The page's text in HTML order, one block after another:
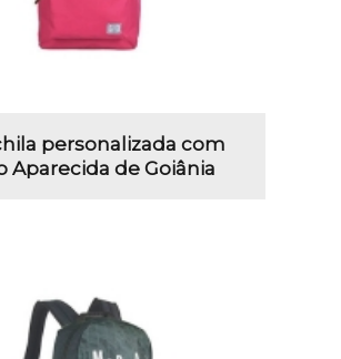
personalizada com
Aparecida de Goiânia